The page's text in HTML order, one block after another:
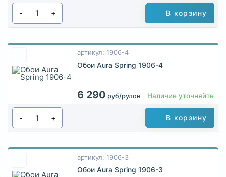
- + В корзину
артикул: 1906-4
Обои Aura Spring 1906-4
6 290 руб/рулон Наличие уточняйте
- + В корзину
артикул: 1906-3
Обои Aura Spring 1906-3